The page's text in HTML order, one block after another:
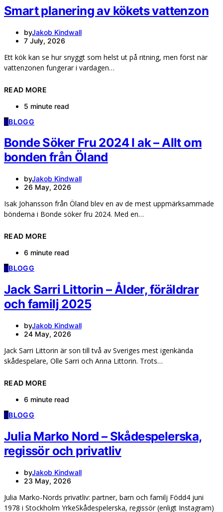
Smart planering av kökets vattenzon
byJakob Kindwall
7 July, 2026
Ett kök kan se hur snyggt som helst ut på ritning, men först när
vattenzonen fungerar i vardagen…
READ MORE
5 minute read
BBLOGG
Bonde Söker Fru 2024 I ak – Allt om
bonden från Öland
byJakob Kindwall
26 May, 2026
Isak Johansson från Öland blev en av de mest uppmärksammade
bönderna i Bonde söker fru 2024. Med en…
READ MORE
6 minute read
BBLOGG
Jack Sarri Littorin – Ålder, föräldrar
och familj 2025
byJakob Kindwall
24 May, 2026
Jack Sarri Littorin är son till två av Sveriges mest igenkända
skådespelare, Olle Sarri och Anna Littorin. Trots…
READ MORE
6 minute read
BBLOGG
Julia Marko Nord – Skådespelerska,
regissör och privatliv
byJakob Kindwall
23 May, 2026
Julia Marko-Nords privatliv: partner, barn och familj Född4 juni
1978 i Stockholm YrkeSkådespelerska, regissör (enligt Instagram)